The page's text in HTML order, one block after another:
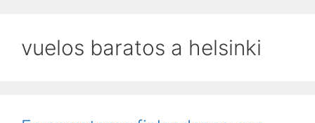
vuelos baratos a helsinki